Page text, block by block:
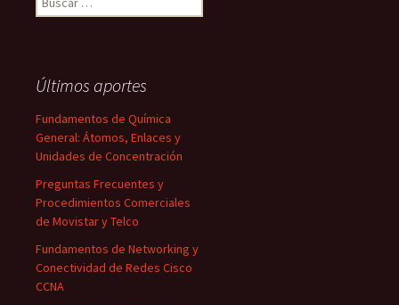
Últimos aportes
Fundamentos de Química
General: Átomos, Enlaces y
Unidades de Concentración
Preguntas Frecuentes y
Procedimientos Comerciales
de Movistar y Telco
Fundamentos de Networking y
Conectividad de Redes Cisco
CCNA